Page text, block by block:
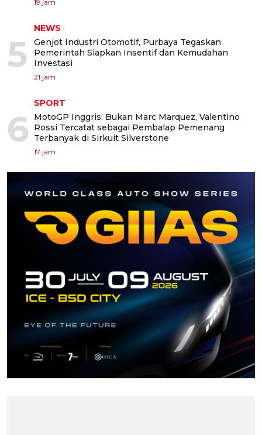
19 jam
5
NEWS
Genjot Industri Otomotif, Purbaya Tegaskan
Pemerintah Siapkan Insentif dan Kemudahan
Investasi
21 jam
6
SPORT
MotoGP Inggris: Bukan Marc Marquez, Valentino
Rossi Tercatat sebagai Pembalap Pemenang
Terbanyak di Sirkuit Silverstone
17 jam